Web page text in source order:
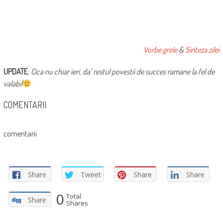
Vorbe grele& Sinteza zilei
UPDATE: Cica nu chiar ieri, da’ restul povestii de succes ramane la fel de
valabil
COMENTARII
comentarii
Share Tweet Share Share
Share 0 Total
Shares